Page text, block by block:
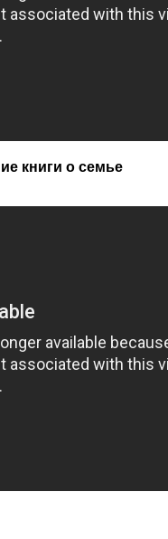
книги о семье